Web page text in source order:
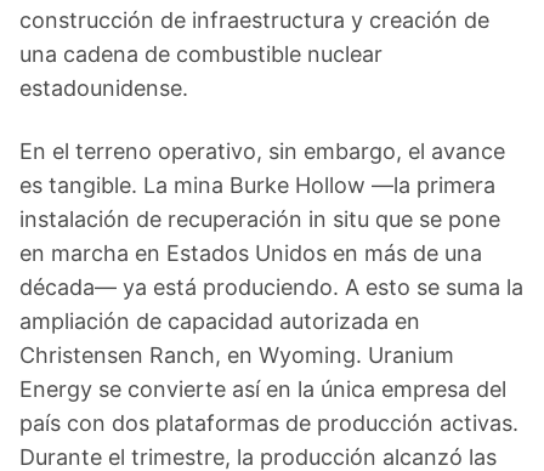
construcción de infraestructura y creación de
una cadena de combustible nuclear
estadounidense.
En el terreno operativo, sin embargo, el avance
es tangible. La mina Burke Hollow —la primera
instalación de recuperación in situ que se pone
en marcha en Estados Unidos en más de una
década— ya está produciendo. A esto se suma la
ampliación de capacidad autorizada en
Christensen Ranch, en Wyoming. Uranium
Energy se convierte así en la única empresa del
país con dos plataformas de producción activas.
Durante el trimestre, la producción alcanzó las